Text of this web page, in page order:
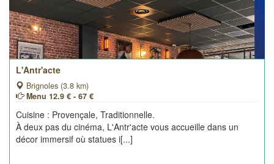
L'Antr'acte
Brignoles (3.8 km)
Menu 12.9 € - 67 €
Cuisine : Provençale, Traditionnelle.
À deux pas du cinéma, L'Antr'acte vous accueille dans un
décor immersif où statues i[...]